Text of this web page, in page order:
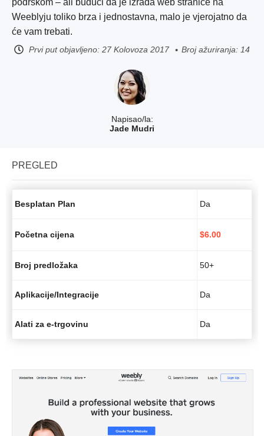
Napisao/la:
Jade Mudri
podrškom – ali budući da je izrada web stranice na
Weeblyju toliko brza i jednostavna, malo je vjerojatno da
će vam trebati.
Prvi put objavljeno: 27 Kolovoza 2017 Broj ažuriranja: 14
PREGLED
Besplatan Plan Da
Početna cijena $6.00
Broj predložaka 50+
Aplikacije/Integracije Da
Alati za e-trgovinu Da